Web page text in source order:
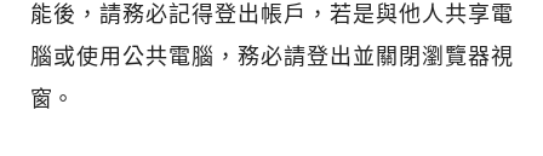
能後，請務必記得登出帳戶，若是與他人共享電
腦或使用公共電腦，務必請登出並關閉瀏覽器視
窗。